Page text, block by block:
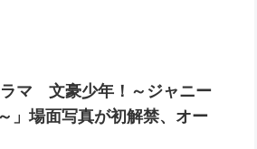
ラマ 文豪少年！～ジャニー
」場面写真が初解禁、オー